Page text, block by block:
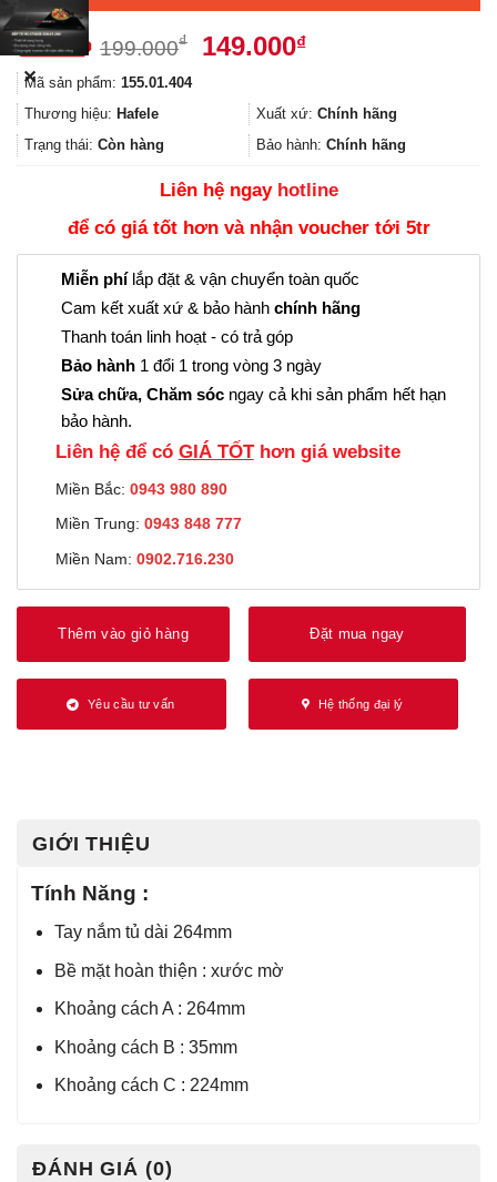
199.000₫
Giá
199.000₫.
149.000₫Giá
là:
149.000₫.
Mã sản phẩm: 155.01.404
Thương hiệu: Hafele Xuất xứ: Chính hãng
Trạng thái: Còn hàng Bảo hành: Chính hãng
Liên hệ ngay hotline
để có giá tốt hơn và nhận voucher tới 5tr
Miễn phílắp đặt & vận chuyển toàn quốc
Cam kết xuất xứ & bảo hành chính hãng
Thanh toán linh hoạt - có trả góp
Bảo hành 1 đổi 1 trong vòng 3 ngày
Sửa chữa, Chăm sóc ngay cả khi sản phẩm hết hạn
bảo hành.
Liên hệ để có GIÁ TỐThơn giá website
Miền Bắc: 0943 980 890
Miền Trung: 0943 848 777
Miền Nam: 0902.716.230
Thêm vào giỏ hàng Đặt mua ngay
Yêu cầu tư vấn Hệ thống đại lý
GIỚI THIỆU
Tính Năng :
Tay nắm tủ dài 264mm
Bề mặt hoàn thiện : xước mờ
Khoảng cách A : 264mm
Khoảng cách B : 35mm
Khoảng cách C : 224mm
ĐÁNH GIÁ (0)
✕